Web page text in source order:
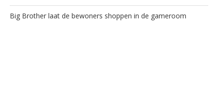
Big Brother laat de bewoners shoppen in de gameroom